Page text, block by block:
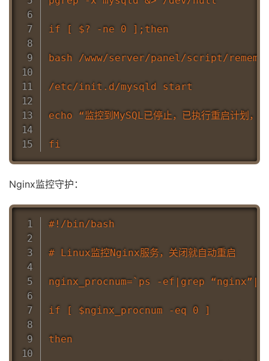
if [ $? -ne 0 ];then
bash /www/server/panel/script/
/etc/init.d/mysqld start
echo “监控到MySQL已停止，已执行重启计
Nginx监控守护：
#!/bin/bash
# Linux监控Nginx服务，关闭就自动重启
nginx_procnum=`ps -ef|grep
if [ $nginx_procnum -eq 0 ]
then